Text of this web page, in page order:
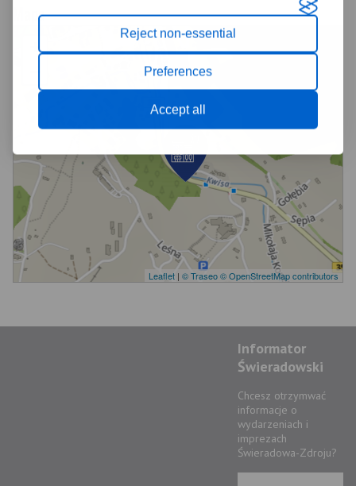
Reject non-essential
Preferences
Accept all
Mapa
+
Leaflet | © Traseo© OpenStreetMap contributors
Informator
Świeradowski
Chcesz otrzymwać
informacje o
wydarzeniach i
imprezach
Świeradowa-Zdroju?